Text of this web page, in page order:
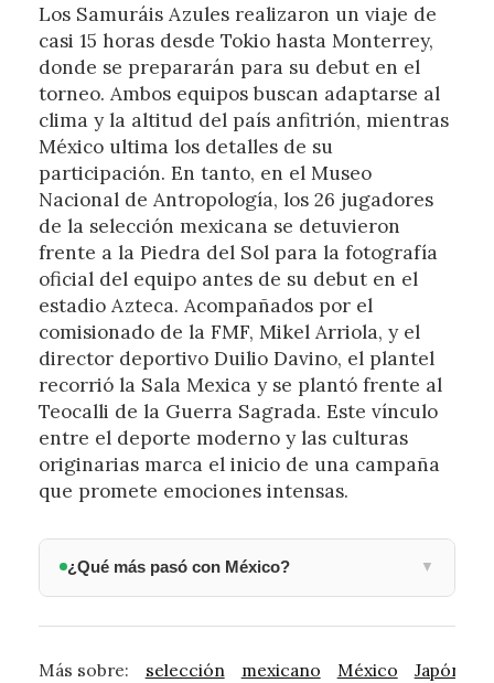
Los Samuráis Azules realizaron un viaje de
casi 15 horas desde Tokio hasta Monterrey,
donde se prepararán para su debut en el
torneo. Ambos equipos buscan adaptarse al
clima y la altitud del país anfitrión, mientras
México ultima los detalles de su
participación. En tanto, en el Museo
Nacional de Antropología, los 26 jugadores
de la selección mexicana se detuvieron
frente a la Piedra del Sol para la fotografía
oficial del equipo antes de su debut en el
estadio Azteca. Acompañados por el
comisionado de la FMF, Mikel Arriola, y el
director deportivo Duilio Davino, el plantel
recorrió la Sala Mexica y se plantó frente al
Teocalli de la Guerra Sagrada. Este vínculo
entre el deporte moderno y las culturas
originarias marca el inicio de una campaña
que promete emociones intensas.
¿Qué más pasó con México? ▼
Más sobre: selección mexicano México Japón